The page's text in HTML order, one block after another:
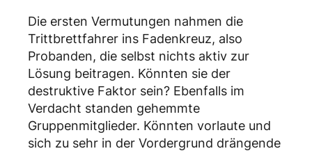
Die ersten Vermutungen nahmen die
Trittbrettfahrer ins Fadenkreuz, also
Probanden, die selbst nichts aktiv zur
Lösung beitragen. Könnten sie der
destruktive Faktor sein? Ebenfalls im
Verdacht standen gehemmte
Gruppenmitglieder. Könnten vorlaute und
sich zu sehr in der Vordergrund drängende